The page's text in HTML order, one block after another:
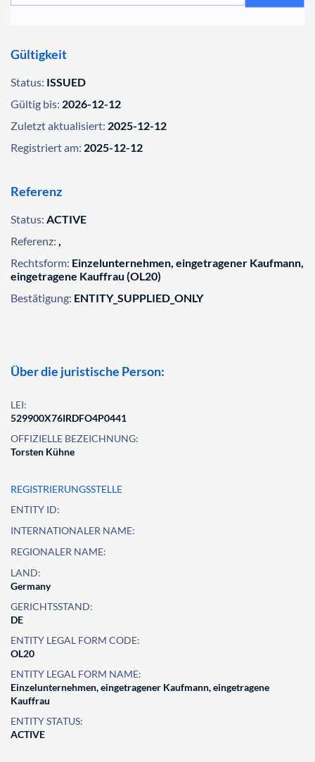
Gültigkeit
Status: ISSUED
Gültig bis: 2026-12-12
Zuletzt aktualisiert: 2025-12-12
Registriert am: 2025-12-12
Referenz
Status: ACTIVE
Referenz: ,
Rechtsform: Einzelunternehmen, eingetragener Kaufmann,
eingetragene Kauffrau (OL20)
Bestätigung: ENTITY_SUPPLIED_ONLY
Über die juristische Person:
LEI:
529900X76IRDFO4P0441
OFFIZIELLE BEZEICHNUNG:
Torsten Kühne
REGISTRIERUNGSSTELLE
ENTITY ID:
INTERNATIONALER NAME:
REGIONALER NAME:
LAND:
Germany
GERICHTSSTAND:
DE
ENTITY LEGAL FORM CODE:
OL20
ENTITY LEGAL FORM NAME:
Einzelunternehmen, eingetragener Kaufmann, eingetragene
Kauffrau
ENTITY STATUS:
ACTIVE